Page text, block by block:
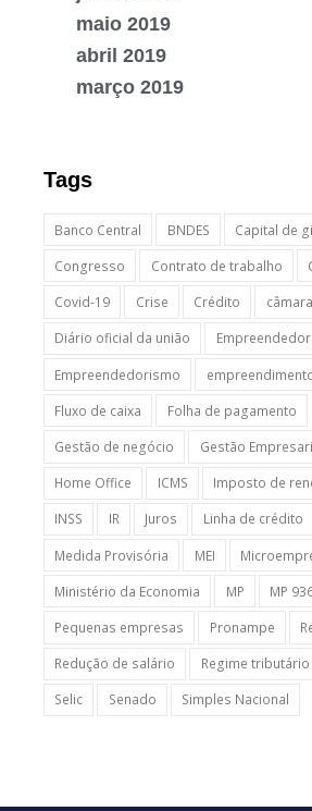
maio 2019
abril 2019
março 2019
Tags
Banco Central BNDES Capital de
Congresso
Contrato de trabalho
Covid-19
Crise Crédito
Diário oficial da união
Empreendedor
Empreendedorismo
Fluxo de caixa
Folha de pagamento
Gestão de negócio
Gestão
Home Office
ICMS Imposto de
INSS
IR Juros
Linha de crédito
Medida Provisória
MEI
Ministério da Economia
MP MP
Pequenas empresas
Pronampe
Redução de salário
Regime tributário
Selic
Senado Simples Nacional